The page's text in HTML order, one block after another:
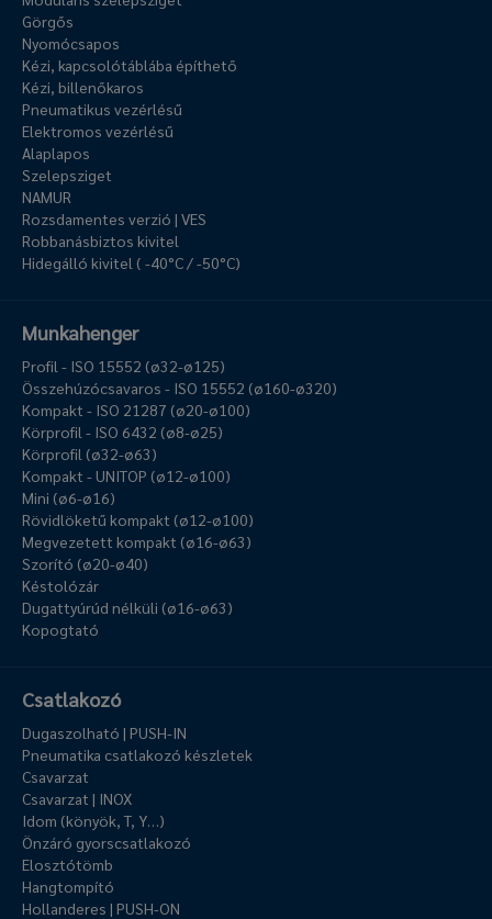
Görgős
Nyomócsapos
Kézi, kapcsolótáblába építhető
Kézi, billenőkaros
Pneumatikus vezérlésű
Elektromos vezérlésű
Alaplapos
Szelepsziget
NAMUR
Rozsdamentes verzió | VES
Robbanásbiztos kivitel
Hidegálló kivitel ( -40°C / -50°C)
Munkahenger
Profil - ISO 15552 (ø32-ø125)
Összehúzócsavaros - ISO 15552 (ø160-ø320)
Kompakt - ISO 21287 (ø20-ø100)
Körprofil - ISO 6432 (ø8-ø25)
Körprofil (ø32-ø63)
Kompakt - UNITOP (ø12-ø100)
Mini (ø6-ø16)
Rövidlöketű kompakt (ø12-ø100)
Megvezetett kompakt (ø16-ø63)
Szorító (ø20-ø40)
Késtolózár
Dugattyúrúd nélküli (ø16-ø63)
Kopogtató
Csatlakozó
Dugaszolható | PUSH-IN
Pneumatika csatlakozó készletek
Csavarzat
Csavarzat | INOX
Idom (könyök, T, Y…)
Önzáró gyorscsatlakozó
Elosztótömb
Hangtompító
Hollanderes | PUSH-ON